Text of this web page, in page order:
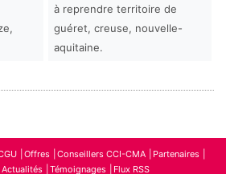
à reprendre territoire de
guéret, creuse, nouvelle-
aquitaine.
Offres Conseillers CCI-CMA
Partenaires
Actualités Témoignages Flux RSS